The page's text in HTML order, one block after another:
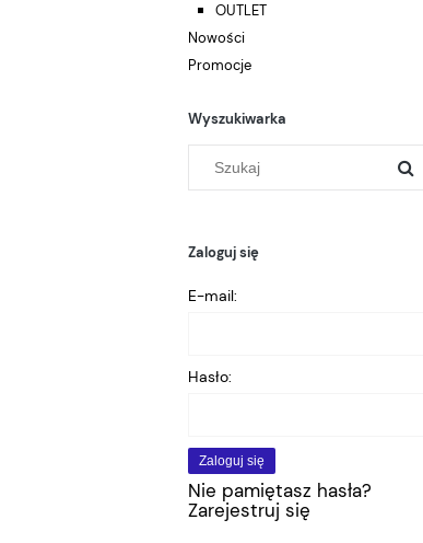
OUTLET
Nowości
Promocje
Wyszukiwarka
Zaloguj się
E-mail:
Hasło:
Zaloguj się
Nie pamiętasz hasła?
Zarejestruj się